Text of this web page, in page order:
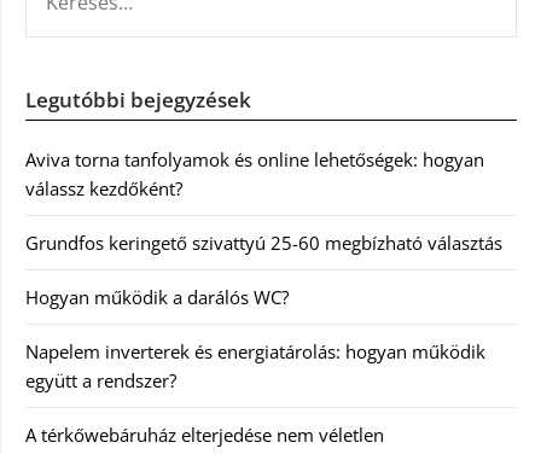
Legutóbbi bejegyzések
Aviva torna tanfolyamok és online lehetőségek: hogyan
válassz kezdőként?
Grundfos keringető szivattyú 25-60 megbízható választás
Hogyan működik a darálós WC?
Napelem inverterek és energiatárolás: hogyan működik
együtt a rendszer?
A térkőwebáruház elterjedése nem véletlen